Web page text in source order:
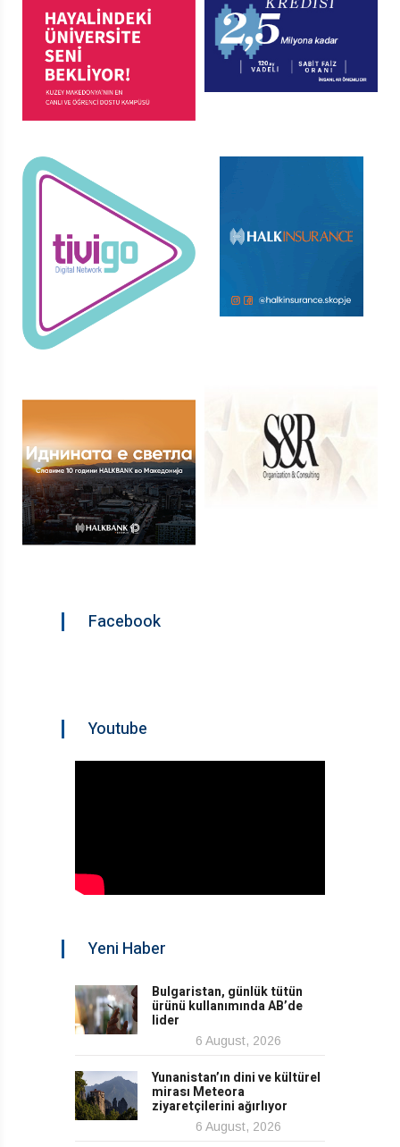
Facebook
Youtube
Yeni Haber
Bulgaristan, günlük tütün
ürünü kullanımında AB’de
lider
6 August, 2026
Yunanistan’ın dini ve kültürel
mirası Meteora
ziyaretçilerini ağırlıyor
6 August, 2026